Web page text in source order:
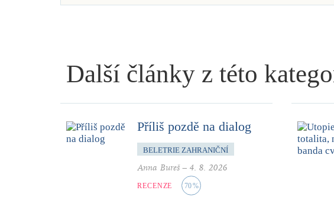
Další články z této
Příliš pozdě na dialog
BELETRIE ZAHRANIČNÍ
Anna Bureš – 4. 8. 2026
RECENZE 70%